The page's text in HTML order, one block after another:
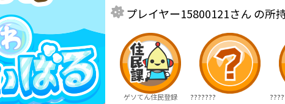
プレイヤー15800121さん の所
ゲソてん住民登録 ???????